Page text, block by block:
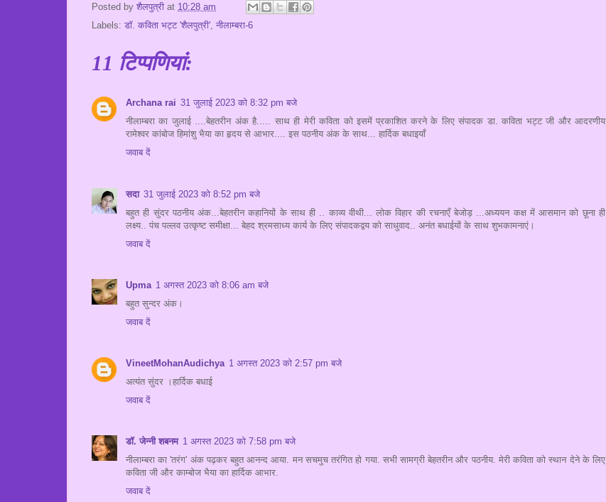
Posted by शैलपुत्री at 10:28 am
Labels: डॉ. कविता भट्ट 'शैलपुत्री', नीलाम्बरा-6
11 टिप्‍पणियां:
Archana rai 31 जुलाई 2023 को 8:32 pm बजे
नीलाम्बरा का जुलाई ....बेहतरीन अंक है..... साथ ही मेरी कविता को इसमें प्रकाशित करने के लिए संपादक डा. कविता भट्ट जी और आदरणीय
रामेश्वर कांबोज हिमांशु भैया का हृदय से आभार.... इस पठनीय अंक के साथ... हार्दिक बधाइयाँ
जवाब दें
सदा 31 जुलाई 2023 को 8:52 pm बजे
बहुत ही सुंदर पठनीय अंक...बेहतरीन कहानियों के साथ ही .. काव्य वीथी... लोक विहार की रचनाएँ बेजोड़ ...अध्ययन कक्ष में आसमान को छूना ही
लक्ष्य.. पंच पल्लव उत्कृष्ट समीक्षा... बेहद श्रमसाध्य कार्य के लिए संपादकद्वय को साधुवाद.. अनंत बधाईयों के साथ शुभकामनाएं।
जवाब दें
Upma 1 अगस्त 2023 को 8:06 am बजे
बहुत सुन्दर अंक।
जवाब दें
VineetMohanAudichya 1 अगस्त 2023 को 2:57 pm बजे
अत्यंत सुंदर ।हार्दिक बधाई
जवाब दें
डॉ. जेन्नी शबनम 1 अगस्त 2023 को 7:58 pm बजे
नीलाम्बरा का 'तरंग' अंक पढ़कर बहुत आनन्द आया. मन सचमुच तरंगित हो गया. सभी सामग्री बेहतरीन और पठनीय. मेरी कविता को स्थान देने के लिए
कविता जी और काम्बोज भैया का हार्दिक आभार.
जवाब दें